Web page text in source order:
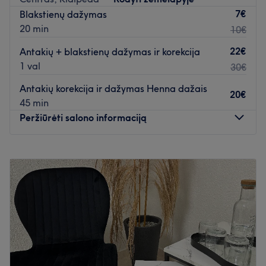
Blakstienų dažymas
20 min
7€
10€
Antakių + blakstienų dažymas ir korekcija
1 val
22€
30€
Antakių korekcija ir dažymas Henna dažais
45 min
20€
Peržiūrėti salono informaciją
Antradienis
08:30
19:00
08:30
19:00
06:30– 19:00
Sekmadienis
Uždaryta